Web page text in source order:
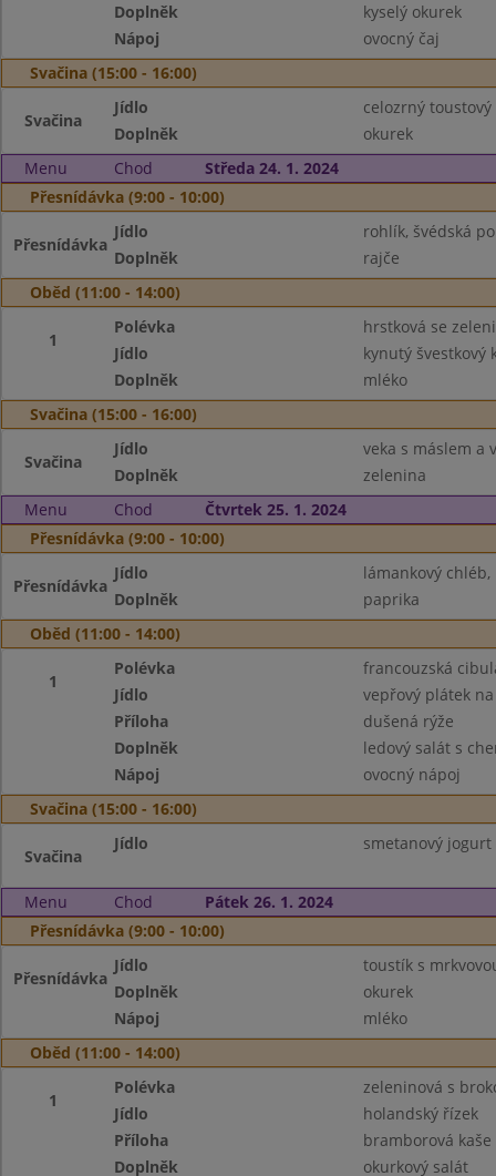
Doplněk
kyselý okurek
Nápoj
ovocný čaj
Svačina (15:00 - 16:00)
Svačina
Jídlo
celozrný
Doplněk
okurek
Menu
Chod
Středa 24. 1. 2024
Přesnídávka (9:00 - 10:00)
Přesnídávka
Jídlo
rohlík, švédská
Doplněk
rajče
Oběd (11:00 - 14:00)
1
Polévka
hrstková se
Jídlo
kynutý švestkový
Doplněk
mléko
Svačina (15:00 - 16:00)
Svačina
Jídlo
veka s máslem a
Doplněk
zelenina
Menu
Chod
Čtvrtek 25. 1. 2024
Přesnídávka (9:00 - 10:00)
Přesnídávka
Jídlo
lámankový
Doplněk
paprika
Oběd (11:00 - 14:00)
1
Polévka
francouzská
Jídlo
vepřový plátek
Příloha
dušená rýže
Doplněk
ledový salát s
Nápoj
ovocný nápoj
Svačina (15:00 - 16:00)
Svačina
Jídlo smetanový
Menu Chod
Pátek 26. 1. 2024
Přesnídávka (9:00 - 10:00)
Přesnídávka
Jídlo
toustík s
Doplněk
okurek
Nápoj
mléko
Oběd (11:00 - 14:00)
1
Polévka
zeleninová s
Jídlo
holandský řízek
Příloha
bramborová kaše
Doplněk
okurkový salát